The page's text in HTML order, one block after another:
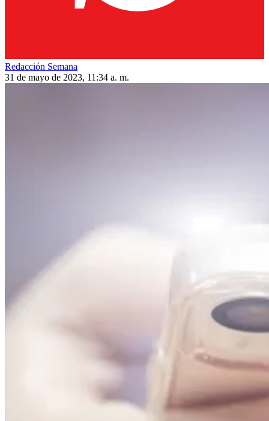
Redacción Semana
31 de mayo de 2023, 11:34 a. m.